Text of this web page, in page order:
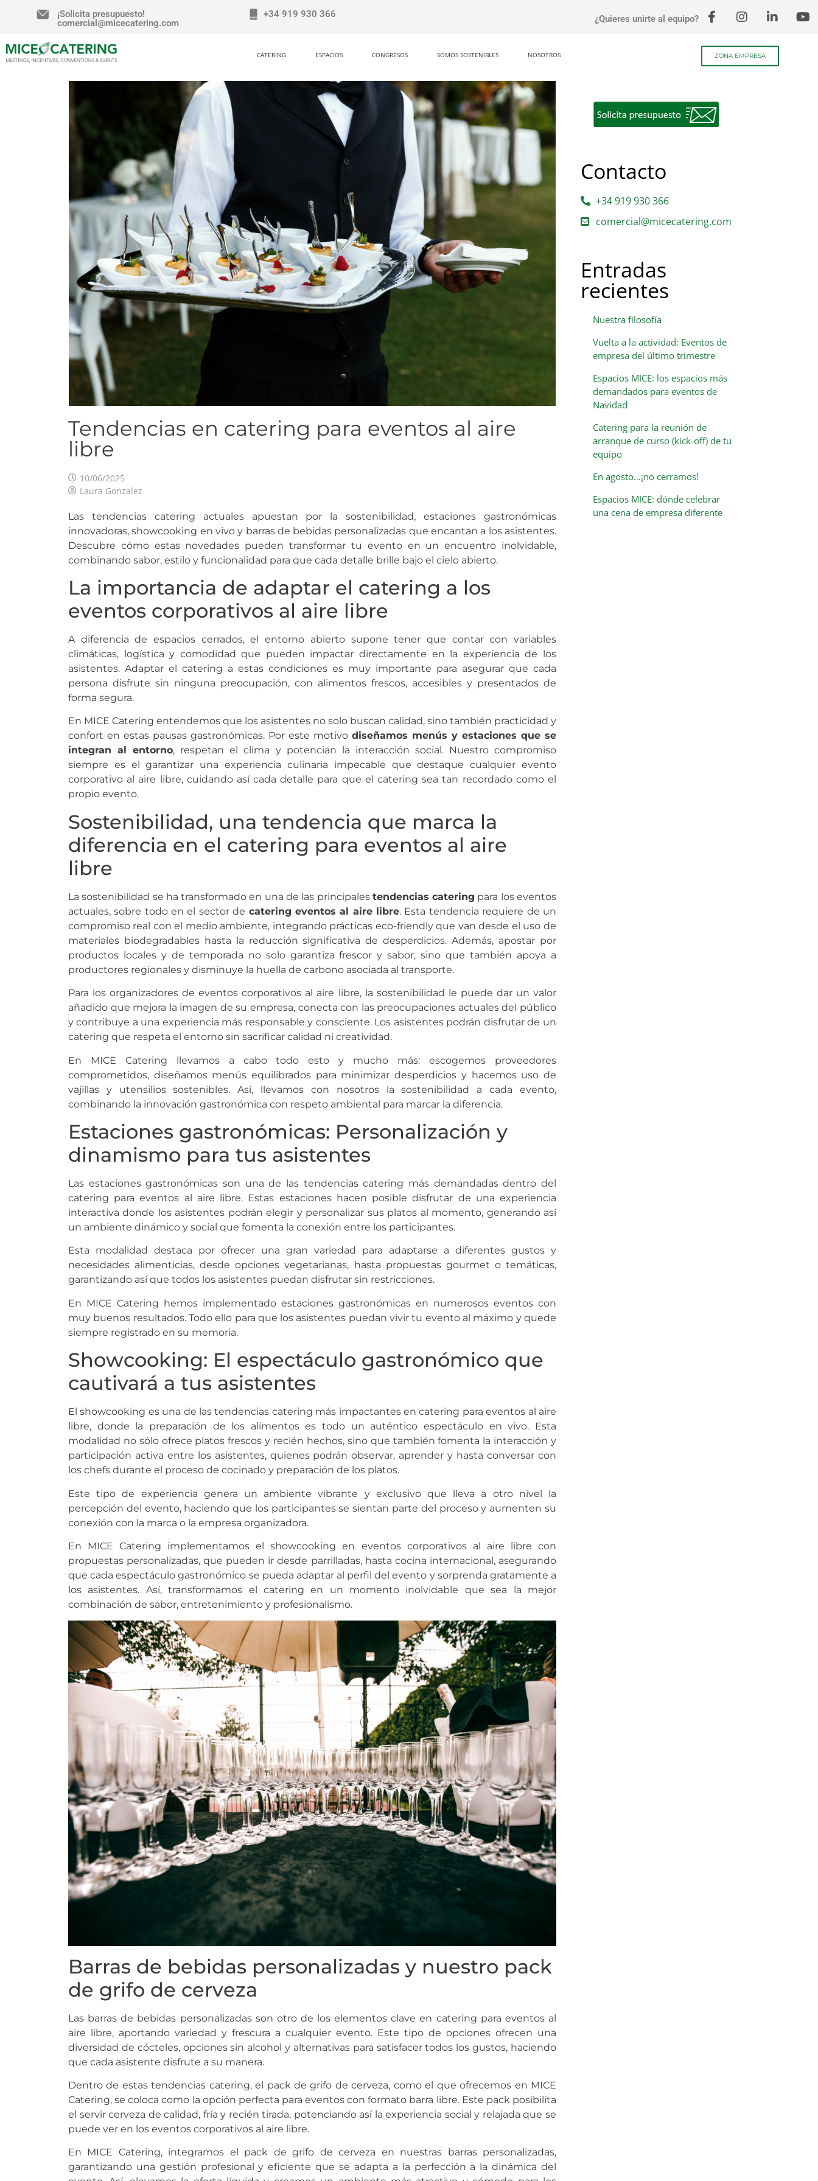
¡Solicita presupuesto!
comercial@micecatering.com
+34 919 930 366 ¿Quieres unirte al equipo?
CATERING ESPACIOS CONGRESOS SOMOS SOSTENIBLES NOSOTROS ZONA EMPRESA
Tendencias en catering para eventos al aire
libre
10/06/2025
Laura Gonzalez
Las tendencias catering actuales apuestan por la sostenibilidad, estaciones gastronómicas
innovadoras, showcooking en vivo y barras de bebidas personalizadas que encantan a los asistentes.
Descubre cómo estas novedades pueden transformar tu evento en un encuentro inolvidable,
combinando sabor, estilo y funcionalidad para que cada detalle brille bajo el cielo abierto.
La importancia de adaptar el catering a los
eventos corporativos al aire libre
A diferencia de espacios cerrados, el entorno abierto supone tener que contar con variables
climáticas, logística y comodidad que pueden impactar directamente en la experiencia de los
asistentes. Adaptar el catering a estas condiciones es muy importante para asegurar que cada
persona disfrute sin ninguna preocupación, con alimentos frescos, accesibles y presentados de
forma segura.
En MICE Catering entendemos que los asistentes no solo buscan calidad, sino también practicidad y
confort en estas pausas gastronómicas. Por este motivo diseñamos menús y estaciones que se
integran al entorno, respetan el clima y potencian la interacción social. Nuestro compromiso
siempre es el garantizar una experiencia culinaria impecable que destaque cualquier evento
corporativo al aire libre, cuidando así cada detalle para que el catering sea tan recordado como el
propio evento.
Sostenibilidad, una tendencia que marca la
diferencia en el catering para eventos al aire
libre
La sostenibilidad se ha transformado en una de las principales tendencias catering para los eventos
actuales, sobre todo en el sector de catering eventos al aire libre. Esta tendencia requiere de un
compromiso real con el medio ambiente, integrando prácticas eco-friendly que van desde el uso de
materiales biodegradables hasta la reducción significativa de desperdicios. Además, apostar por
productos locales y de temporada no solo garantiza frescor y sabor, sino que también apoya a
productores regionales y disminuye la huella de carbono asociada al transporte.
Para los organizadores de eventos corporativos al aire libre, la sostenibilidad le puede dar un valor
añadido que mejora la imagen de su empresa, conecta con las preocupaciones actuales del público
y contribuye a una experiencia más responsable y consciente. Los asistentes podrán disfrutar de un
catering que respeta el entorno sin sacrificar calidad ni creatividad.
En MICE Catering llevamos a cabo todo esto y mucho más: escogemos proveedores
comprometidos, diseñamos menús equilibrados para minimizar desperdicios y hacemos uso de
vajillas y utensilios sostenibles. Así, llevamos con nosotros la sostenibilidad a cada evento,
combinando la innovación gastronómica con respeto ambiental para marcar la diferencia.
Estaciones gastronómicas: Personalización y
dinamismo para tus asistentes
Las estaciones gastronómicas son una de las tendencias catering más demandadas dentro del
catering para eventos al aire libre. Estas estaciones hacen posible disfrutar de una experiencia
interactiva donde los asistentes podrán elegir y personalizar sus platos al momento, generando así
un ambiente dinámico y social que fomenta la conexión entre los participantes.
Esta modalidad destaca por ofrecer una gran variedad para adaptarse a diferentes gustos y
necesidades alimenticias, desde opciones vegetarianas, hasta propuestas gourmet o temáticas,
garantizando así que todos los asistentes puedan disfrutar sin restricciones.
En MICE Catering hemos implementado estaciones gastronómicas en numerosos eventos con
muy buenos resultados. Todo ello para que los asistentes puedan vivir tu evento al máximo y quede
siempre registrado en su memoria.
Showcooking: El espectáculo gastronómico que
cautivará a tus asistentes
El showcooking es una de las tendencias catering más impactantes en catering para eventos al aire
libre, donde la preparación de los alimentos es todo un auténtico espectáculo en vivo. Esta
modalidad no sólo ofrece platos frescos y recién hechos, sino que también fomenta la interacción y
participación activa entre los asistentes, quienes podrán observar, aprender y hasta conversar con
los chefs durante el proceso de cocinado y preparación de los platos.
Este tipo de experiencia genera un ambiente vibrante y exclusivo que lleva a otro nivel la
percepción del evento, haciendo que los participantes se sientan parte del proceso y aumenten su
conexión con la marca o la empresa organizadora.
En MICE Catering implementamos el showcooking en eventos corporativos al aire libre con
propuestas personalizadas, que pueden ir desde parrilladas, hasta cocina internacional, asegurando
que cada espectáculo gastronómico se pueda adaptar al perfil del evento y sorprenda gratamente a
los asistentes. Así, transformamos el catering en un momento inolvidable que sea la mejor
combinación de sabor, entretenimiento y profesionalismo.
Barras de bebidas personalizadas y nuestro pack
de grifo de cerveza
Las barras de bebidas personalizadas son otro de los elementos clave en catering para eventos al
aire libre, aportando variedad y frescura a cualquier evento. Este tipo de opciones ofrecen una
diversidad de cócteles, opciones sin alcohol y alternativas para satisfacer todos los gustos, haciendo
que cada asistente disfrute a su manera.
Dentro de estas tendencias catering, el pack de grifo de cerveza, como el que ofrecemos en MICE
Catering, se coloca como la opción perfecta para eventos con formato barra libre. Este pack posibilita
el servir cerveza de calidad, fría y recién tirada, potenciando así la experiencia social y relajada que se
puede ver en los eventos corporativos al aire libre.
En MICE Catering, integramos el pack de grifo de cerveza en nuestras barras personalizadas,
garantizando una gestión profesional y eficiente que se adapta a la perfección a la dinámica del
Contacto
+34 919 930 366
comercial@micecatering.com
Entradas
recientes
Nuestra filosofía
Vuelta a la actividad: Eventos de
empresa del último trimestre
Espacios MICE: los espacios más
demandados para eventos de
Navidad
Catering para la reunión de
arranque de curso (kick-off) de tu
equipo
En agosto…¡no cerramos!
Espacios MICE: dónde celebrar
una cena de empresa diferente